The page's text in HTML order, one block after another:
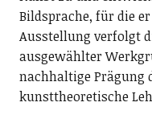
Bildsprache, für die
Ausstellung verfolgt
ausgewählter
nachhaltige Prägung
kunsttheoretische